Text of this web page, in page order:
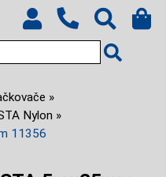
Nylon
11356